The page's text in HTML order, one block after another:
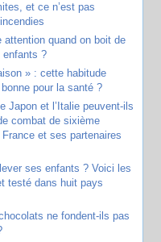
et ce n’est pas
attention quand on boit de
enfants ?
» : cette habitude
pour la santé ?
Japon et l’Italie peuvent-ils
combat de sixième
et ses partenaires
ses enfants ? Voici les
testé dans huit pays
ne fondent-ils pas